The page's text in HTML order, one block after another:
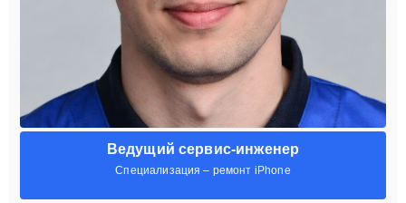
Ведущий сервис-инженер
Специализация – ремонт iPhone